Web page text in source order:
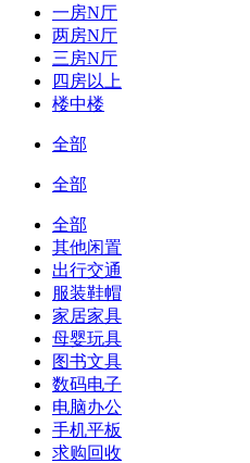
一房N厅
两房N厅
三房N厅
四房以上
楼中楼
全部
全部
全部
其他闲置
出行交通
服装鞋帽
家居家具
母婴玩具
图书文具
数码电子
电脑办公
手机平板
求购回收